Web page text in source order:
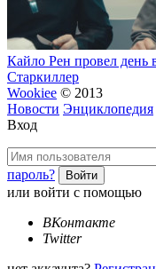
Кайло Рен провел день
Старкиллер
Wookiee © 2013
Новости Энциклопедия
Вход
пароль?
или войти с помощью
ВКонтакте
Twitter